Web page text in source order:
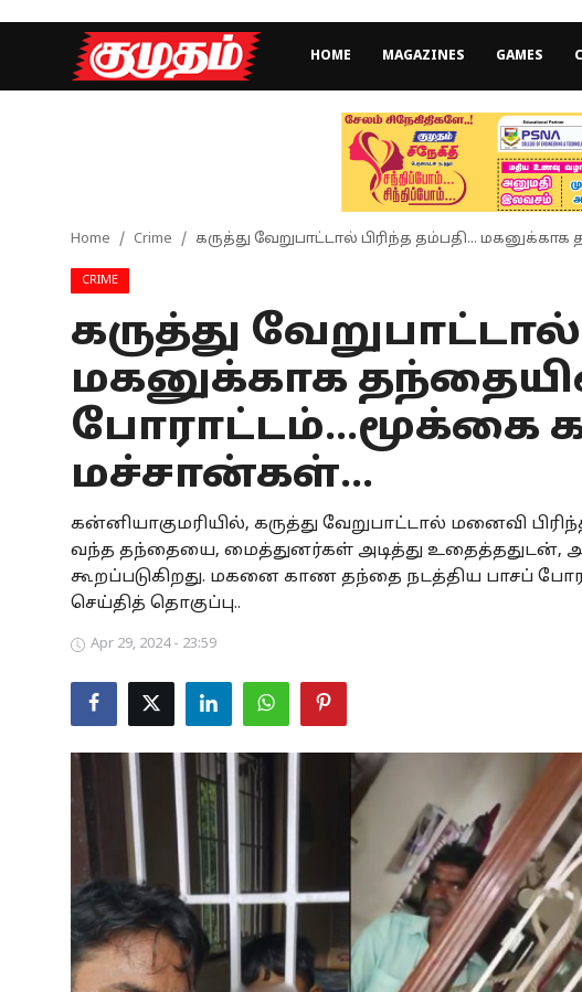
HOME MAGAZINES GAMES
Games
Special Story
Business
Astrology
Spirituality
Politics
Home Crime கருத்து வேறுபாட்டால் பிரிந்த தம்பதி...
CRIME
கருத்து வேறுபாட்டால்
மகனுக்காக
போராட்டம்...மூக்கை
மச்சான்கள்...
கன்னியாகுமரியில், கருத்து வேறுபாட்டால் மனைவி
வந்த தந்தையை, மைத்துனர்கள் அடித்து உதைத்ததுடன்,
கூறப்படுகிறது. மகனை காண தந்தை நடத்திய பாசப்
செய்தித் தொகுப்பு..
Apr 29, 2024 - 23:59